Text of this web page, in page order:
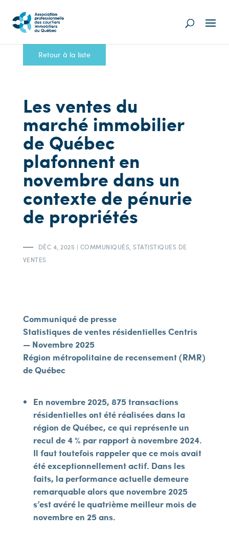
Retour à la liste
Les ventes du
marché immobilier
de Québec
plafonnent en
novembre dans un
contexte de pénurie
de propriétés
DÉC 4, 2025 | COMMUNIQUÉS ,STATISTIQUES DE
VENTES
Communiqué de presse
Statistiques de ventes résidentielles Centris
— Novembre 2025
Région métropolitaine de recensement (RMR)
de Québec
En novembre 2025, 875 transactions
résidentielles ont été réalisées dans la
région de Québec, ce qui représente un
recul de 4 % par rapport à novembre 2024.
Il faut toutefois rappeler que ce mois avait
été exceptionnellement actif. Dans les
faits, la performance actuelle demeure
remarquable alors que novembre 2025
s’est avéré le quatrième meilleur mois de
novembre en 25 ans.